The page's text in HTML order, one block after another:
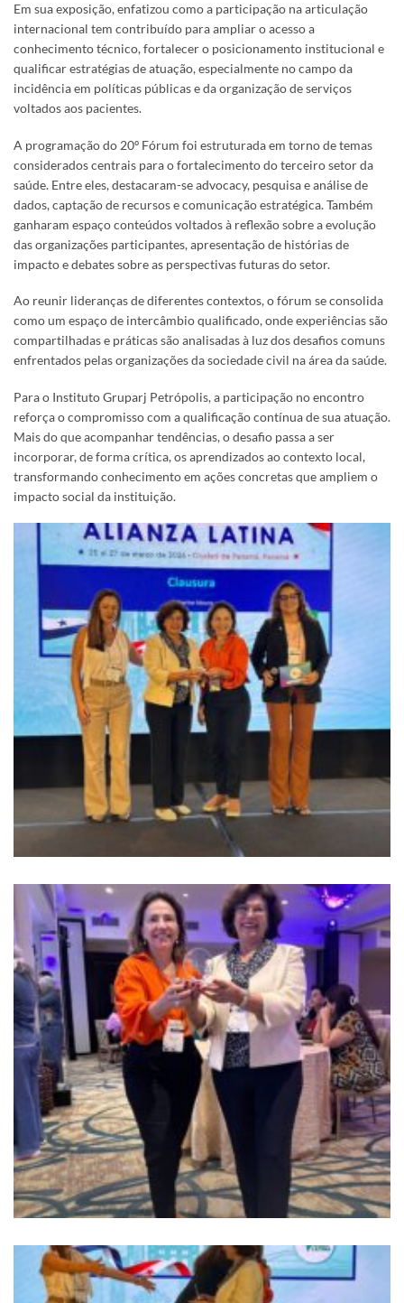
Em sua exposição, enfatizou como a participação na articulação
internacional tem contribuído para ampliar o acesso a
conhecimento técnico, fortalecer o posicionamento institucional e
qualificar estratégias de atuação, especialmente no campo da
incidência em políticas públicas e da organização de serviços
voltados aos pacientes.
A programação do 20º Fórum foi estruturada em torno de temas
considerados centrais para o fortalecimento do terceiro setor da
saúde. Entre eles, destacaram-se advocacy, pesquisa e análise de
dados, captação de recursos e comunicação estratégica. Também
ganharam espaço conteúdos voltados à reflexão sobre a evolução
das organizações participantes, apresentação de histórias de
impacto e debates sobre as perspectivas futuras do setor.
Ao reunir lideranças de diferentes contextos, o fórum se consolida
como um espaço de intercâmbio qualificado, onde experiências são
compartilhadas e práticas são analisadas à luz dos desafios comuns
enfrentados pelas organizações da sociedade civil na área da saúde.
Para o Instituto Gruparj Petrópolis, a participação no encontro
reforça o compromisso com a qualificação contínua de sua atuação.
Mais do que acompanhar tendências, o desafio passa a ser
incorporar, de forma crítica, os aprendizados ao contexto local,
transformando conhecimento em ações concretas que ampliem o
impacto social da instituição.